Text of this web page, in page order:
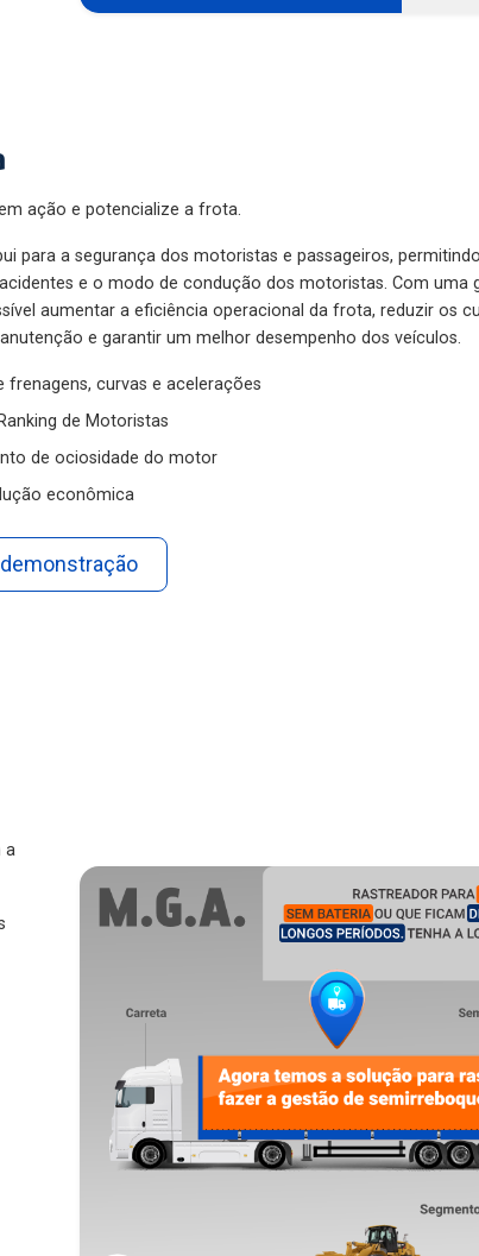
ação e potencialize a frota.
para a segurança dos motoristas e passageiros,
e o modo de condução dos motoristas. Com uma
aumentar a eficiência operacional da frota, reduzir os
e garantir um melhor desempenho dos veículos.
frenagens, curvas e acelerações
de Motoristas
de ociosidade do motor
econômica
a